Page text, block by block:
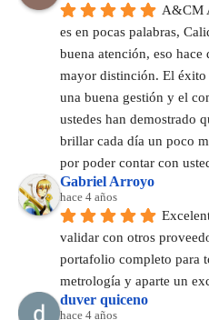
A&CM
es en pocas palabras,
buena atención, eso hace
mayor distinción. El éxito
una buena gestión y el
ustedes han demostrado
brillar cada día un poco
por poder contar con
Gabriel Arroyo
hace 4 años
validar con otros
portafolio completo para
metrología y aparte un
duver quiceno
hace 4 años